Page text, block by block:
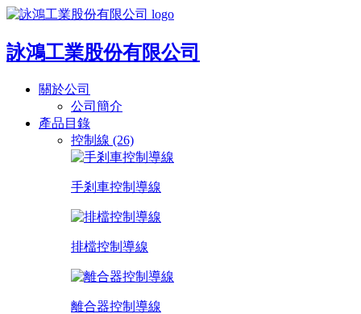
詠鴻工業股份有限公司
關於公司
公司簡介
產品目錄
控制線 (26)
手剎車控制導線
排檔控制導線
離合器控制導線